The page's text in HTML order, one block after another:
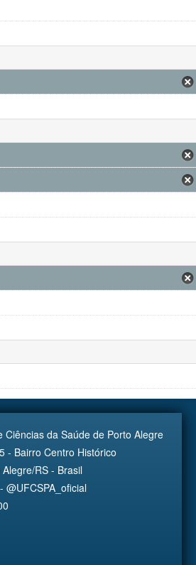
Ciências da Saúde de Porto Alegre
- Bairro Centro Histórico
RS - Brasil
@UFCSPA_oficial